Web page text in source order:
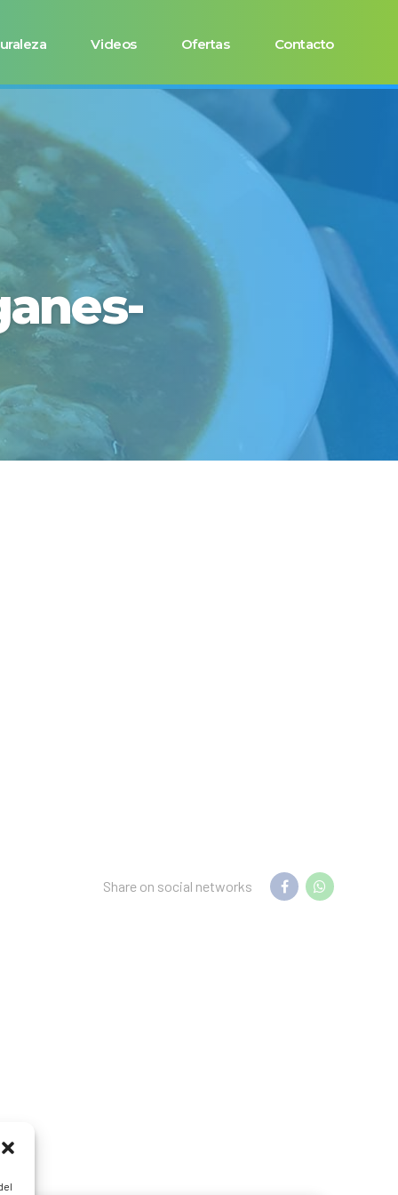
Videos Ofertas Contacto
Share on social networks